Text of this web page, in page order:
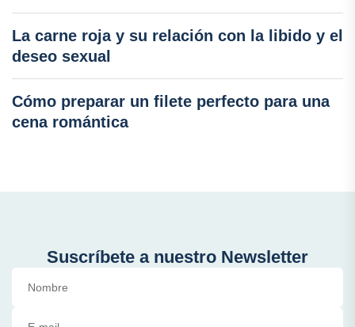
La carne roja y su relación con la libido y el
deseo sexual
Cómo preparar un filete perfecto para una
cena romántica
Suscríbete a nuestro Newsletter